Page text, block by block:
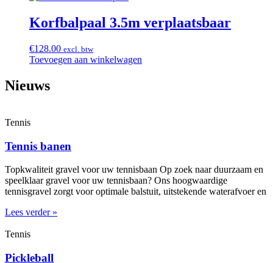
Korfbalpaal 3.5m verplaatsbaar
€128.00 excl. btw
Toevoegen aan winkelwagen
Nieuws
Tennis
Tennis banen
Topkwaliteit gravel voor uw tennisbaan Op zoek naar duurzaam en
speelklaar gravel voor uw tennisbaan? Ons hoogwaardige
tennisgravel zorgt voor optimale balstuit, uitstekende waterafvoer en
Lees verder »
Tennis
Pickleball